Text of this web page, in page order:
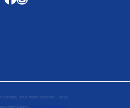
Collines- Tous droits réservés – 2022
clients font |